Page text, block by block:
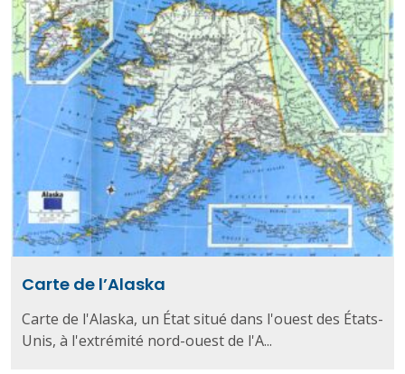
Carte de l’Alaska
Carte de l'Alaska, un État situé dans l'ouest des États-
Unis, à l'extrémité nord-ouest de l'A...